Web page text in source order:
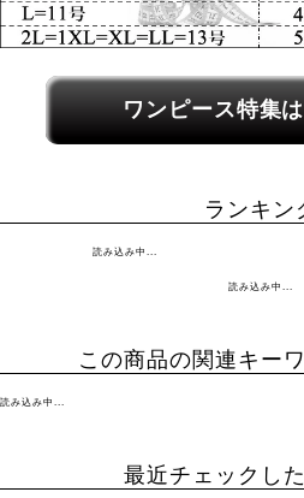
関連カテゴリーへのリンク
ワンピース特集
ランキン
読み込み中...
読み込み中...
この商品の関連キー
読み込み中...
最近チェックし